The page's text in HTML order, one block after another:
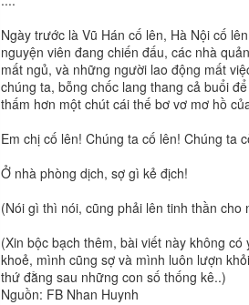
Ngày trước là Vũ Hán cố lên, Hà Nội cố
nguyện viên đang chiến đấu, các nhà
mất ngủ, và những người lao động mất
chúng ta, bỗng chốc lang thang cả buổi
thấm hơn một chút cái thế bơ vơ mơ hồ
Em chị cố lên! Chúng ta cố lên! Chúng ta
Ở nhà phòng dịch, sợ gì kẻ địch!
(Nói gì thì nói, cũng phải lên tinh thần
(Xin bộc bạch thêm, bài viết này không
khoẻ, mình cũng sợ và mình luôn lượn
thứ đằng sau những con số thống kê..)
Nguồn: FB Nhan Huynh